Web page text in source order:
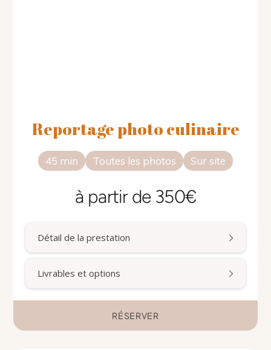
Reportage photo culinaire
45 min Toutes les photos Sur site
à partir de 350€
Détail de la prestation
Livrables et options
RÉSERVER